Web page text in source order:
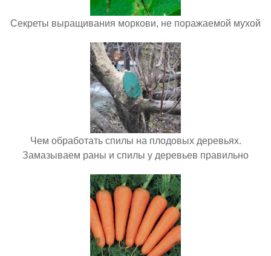
Секреты выращивания моркови, не поражаемой мухой
Чем обработать спилы на плодовых деревьях.
Замазываем раны и спилы у деревьев правильно